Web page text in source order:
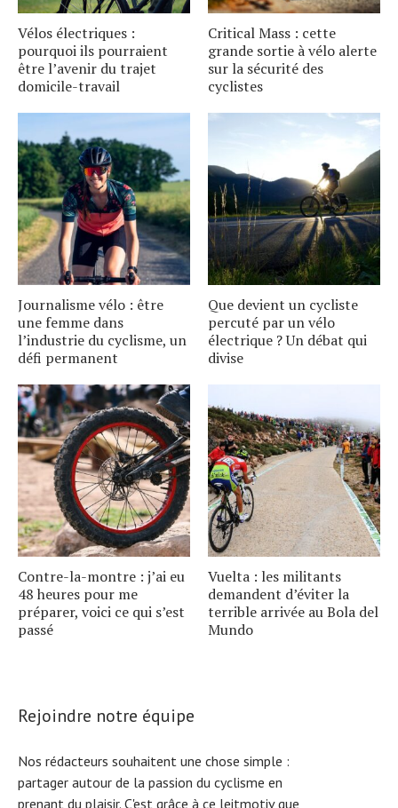
Vélos électriques :
pourquoi ils pourraient
être l’avenir du trajet
domicile-travail
Critical Mass : cette
grande sortie à vélo alerte
sur la sécurité des
cyclistes
Journalisme vélo : être
une femme dans
l’industrie du cyclisme, un
défi permanent
Que devient un cycliste
percuté par un vélo
électrique ? Un débat qui
divise
Contre-la-montre : j’ai eu
48 heures pour me
préparer, voici ce qui s’est
passé
Vuelta : les militants
demandent d’éviter la
terrible arrivée au Bola del
Mundo
Rejoindre notre équipe
Nos rédacteurs souhaitent une chose simple :
partager autour de la passion du cyclisme en
prenant du plaisir. C'est grâce à ce leitmotiv que